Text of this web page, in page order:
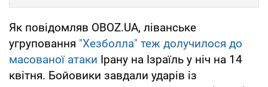
Як повідомляв OBOZ.UA, ліванське
угруповання "Хезболла" теж долучилося до
масованої атаки Ірану на Ізраїль у ніч на 14
квітня. Бойовики завдали ударів із